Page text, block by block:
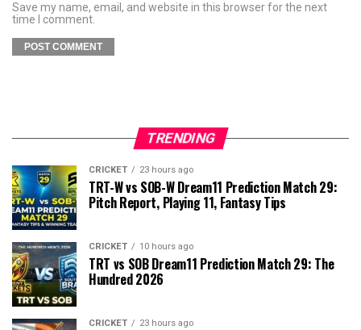
Save my name, email, and website in this browser for the next
time I comment.
TRENDING
CRICKET 23 hours ago
TRT-W vs SOB-W Dream11 Prediction Match 29:
Pitch Report, Playing 11, Fantasy Tips
CRICKET 10 hours ago
TRT vs SOB Dream11 Prediction Match 29: The
Hundred 2026
CRICKET 23 hours ago